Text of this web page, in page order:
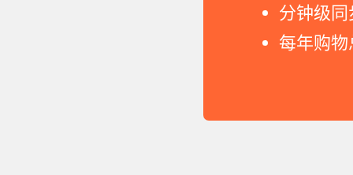
分钟级
每年购